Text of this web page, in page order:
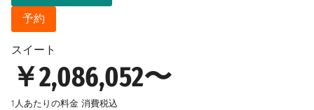
スイート
￥2,086,052〜
1人あたりの料金 消費税込
予約